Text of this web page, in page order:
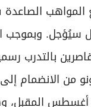
الصاعدة
وبموجب
بالتدرب
من الانضمام
حتى 14 أغسطس